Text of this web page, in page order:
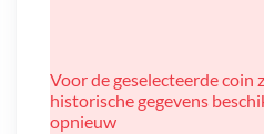
Voor de geselecteerde coin
historische gegevens
opnieuw